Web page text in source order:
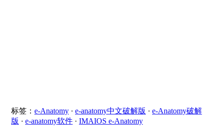
标签： e-Anatomy · e-anatomy中文破解版 · e-Anatomy破解
版 · e-anatomy软件 · IMAIOS e-Anatomy